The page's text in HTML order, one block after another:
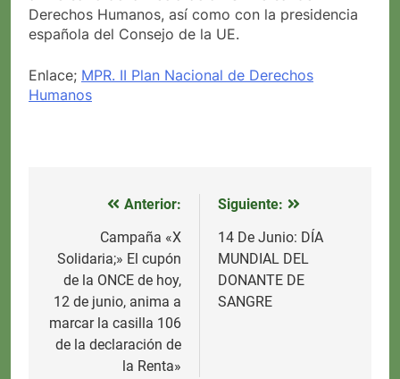
Derechos Humanos, así como con la presidencia
española del Consejo de la UE.
Enlace; MPR. II Plan Nacional de Derechos
Humanos
Navegación
entradas
Anterior:
Campaña «X
Solidaria;» El cupón
de la ONCE de hoy,
12 de junio, anima a
marcar la casilla 106
de la declaración de
la Renta»
Siguiente:
14 De Junio: DÍA
MUNDIAL DEL
DONANTE DE
SANGRE